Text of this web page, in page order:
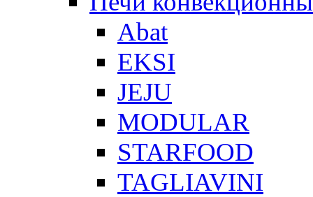
Abat
EKSI
JEJU
MODULAR
STARFOOD
TAGLIAVINI